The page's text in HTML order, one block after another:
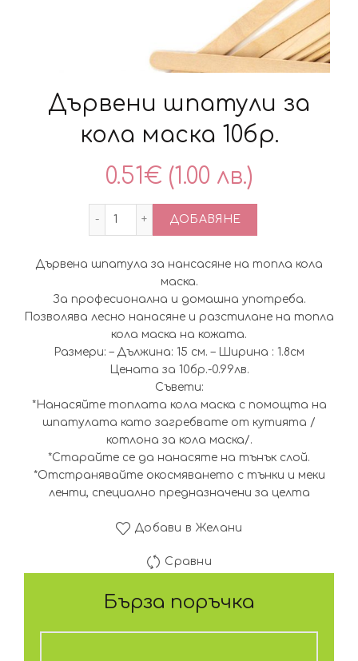
Дървени шпатули за
кола маска 10бр.
0.51€ (1.00 лв.)
количество за Дървени шпатули за
ДОБАВЯНЕ
Дървена шпатула за нансасяне на топла кола
маска.
За професионална и домашна употреба.
Позволява лесно нанасяне и разстилане на топла
кола маска на кожата.
Размери: – Дължина: 15 см. – Ширина : 1.8см
Цената за 10бр.-0.99лв.
Съвети:
*Нанасяйте топлата кола маска с помощта на
шпатулата като загребвате от кутията /
котлона за кола маска/.
*Старайте се да нанасяте на тънък слой.
*Отстранявайте окосмяването с тънки и меки
ленти, специално предназначени за целта
Добави в Желани
Сравни
Бърза поръчка